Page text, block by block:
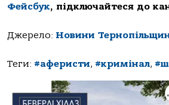
Фейсбук, підключайтеся до
Джерело: Новини
Теги: #аферисти, #кримінал,